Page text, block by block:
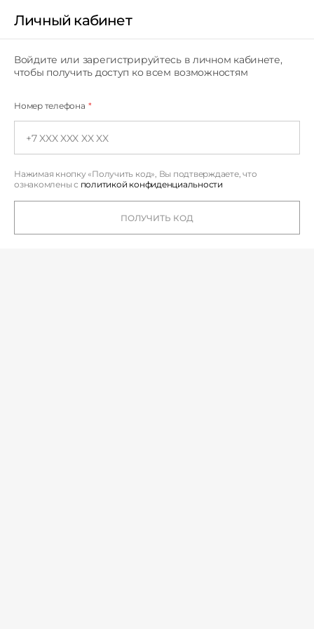
Личный кабинет
Личный кабинет
Войдите или зарегистрируйтесь в личном кабинете,
чтобы получить доступ ко всем возможностям
Номер телефона *
Нажимая кнопку «Получить код», Вы подтверждаете,что
ознакомлены с политикой конфиденциальности
ПОЛУЧИТЬ КОД